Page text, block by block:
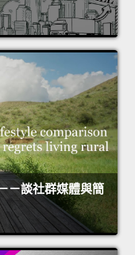
－談社群媒體與簡